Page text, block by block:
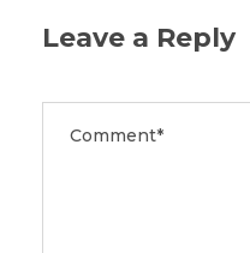
Leave a Reply